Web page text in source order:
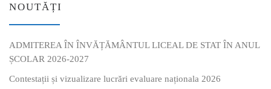
NOUTĂȚI
ADMITEREA ÎN ÎNVĂȚĂMÂNTUL LICEAL DE STAT ÎN ANUL
ȘCOLAR 2026-2027
Contestații și vizualizare lucrări evaluare naționala 2026